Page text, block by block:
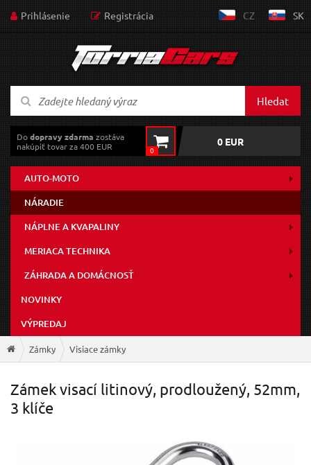
Prihlásenie Registrácia CZ SK
Hledat
Dodopravy zdarma zostáva
nakúpiť tovar za 400 EUR
0
0 EUR
AUTO-MOTO
NÁRADIE
NÁPLNE A KVAPALINY
MERIACA TECHNIKA
ZÁHRADA A DOMÁCNOSŤ
NOVINKY
VÝPREDAJ
Zámky Visiace zámky
Zámek visací litinový, prodloužený, 52mm,
3 klíče